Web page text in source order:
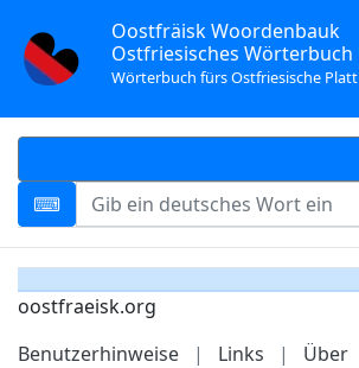
Oostfräisk Woordenbauk
Ostfriesisches Wörterbuch
Wörterbuch fürs Ostfriesische Platt
oostfraeisk.org
Benutzerhinweise
| Links | Über